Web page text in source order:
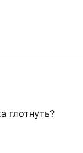
глотнуть?